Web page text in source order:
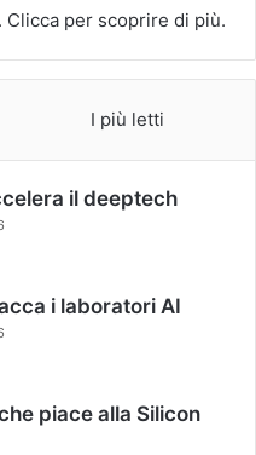
I più letti
il deeptech
i laboratori AI
piace alla Silicon